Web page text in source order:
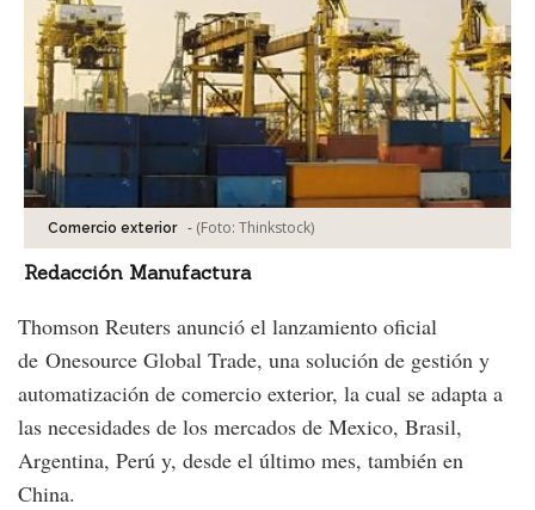
Comercio exterior - (Foto: Thinkstock)
Redacción Manufactura
Thomson Reuters anunció el lanzamiento oficial
de Onesource Global Trade, una solución de gestión y
automatización de comercio exterior, la cual se adapta a
las necesidades de los mercados de Mexico, Brasil,
Argentina, Perú y, desde el último mes, también en
China.